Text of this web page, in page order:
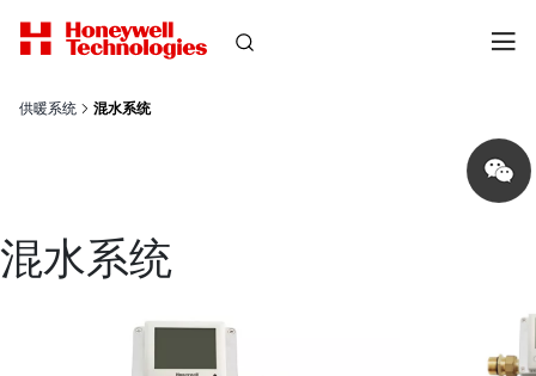
供暖系统 混水系统
Share
on
wechat
混水系统